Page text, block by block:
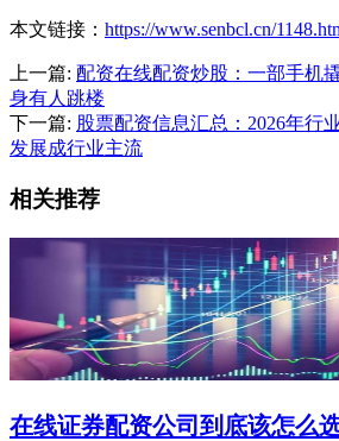
本文链接： https://www.senbcl.cn/
上一篇: 配资在线配资炒股：一部手机
身有人跳楼
下一篇: 股票配资信息汇总：2026年行
发展成行业主流
相关推荐
在线证券配资公司到底该怎么